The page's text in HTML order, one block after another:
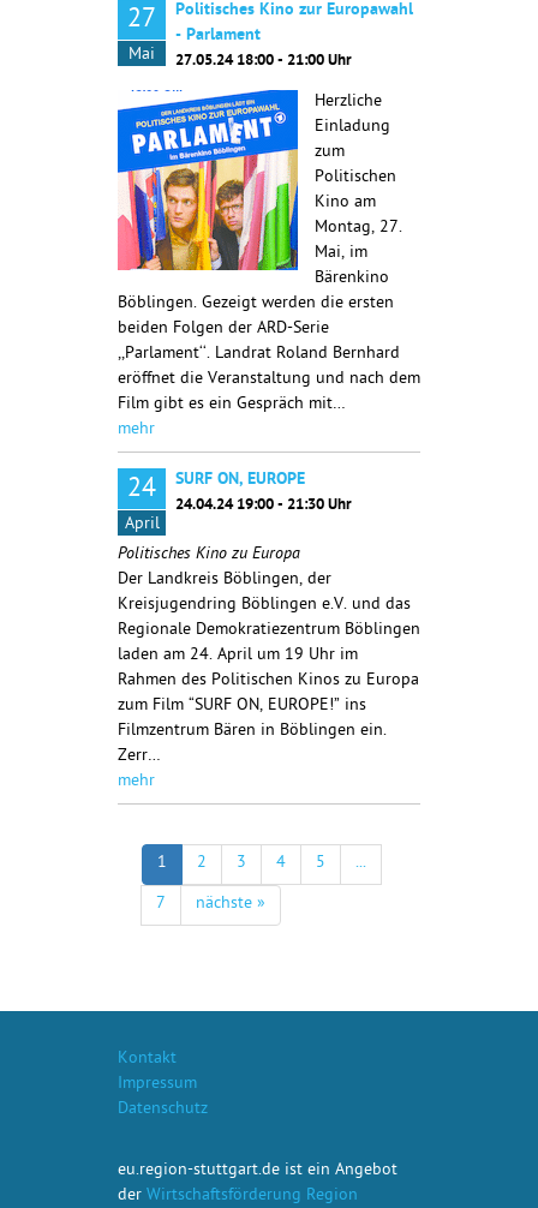
27
Mai
Politisches Kino zur Europawahl
- Parlament
27.05.24 18:00 - 21:00 Uhr
Herzliche
Einladung
zum
Politischen
Kino am
Montag, 27.
Mai, im
Bärenkino
Böblingen. Gezeigt werden die ersten
beiden Folgen der ARD-Serie
,,Parlament‘‘. Landrat Roland Bernhard
eröffnet die Veranstaltung und nach dem
Film gibt es ein Gespräch mit…
mehr
24
April
SURF ON, EUROPE
24.04.24 19:00 - 21:30 Uhr
Politisches Kino zu Europa
Der Landkreis Böblingen, der
Kreisjugendring Böblingen e.V. und das
Regionale Demokratiezentrum Böblingen
laden am 24. April um 19 Uhr im
Rahmen des Politischen Kinos zu Europa
zum Film “SURF ON, EUROPE!” ins
Filmzentrum Bären in Böblingen ein.
Zerr…
mehr
1 2 3 4 5
...
7
nächste »
Kontakt
Impressum
Datenschutz
eu.region-stuttgart.de ist ein Angebot
der Wirtschaftsförderung Region